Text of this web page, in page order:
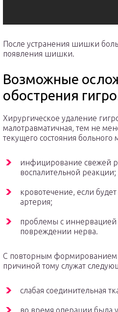
После устранения шишки
появления шишки.
Возможные
обострения
Хирургическое удаление
малотравматичная, тем не
текущего состояния больного
инфицирование свежей
воспалительной реакции;
кровотечение, если
артерия;
проблемы с иннервацией
повреждении нерва.
С повторным формированием
причиной тому служат
слабая соединительная
во время операции была